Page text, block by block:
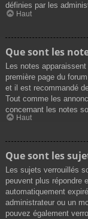
définies par les
Haut
Que sont les
Les notes
première page du
et il est recommandé
Tout comme les
concernant les notes
Haut
Que sont les
Les sujets verrouillés
peuvent plus répondre
automatiquement
administrateur ou un
pouvez également